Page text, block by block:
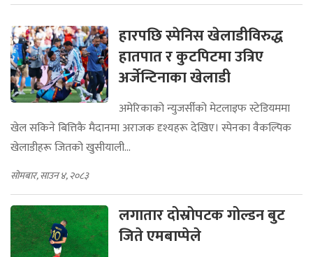
हारपछि स्पेनिस खेलाडीविरुद्ध
हातपात र कुटपिटमा उत्रिए
अर्जेन्टिनाका खेलाडी
अमेरिकाको न्युजर्सीको मेटलाइफ स्टेडियममा
खेल सकिने बित्तिकै मैदानमा अराजक दृश्यहरू देखिए। स्पेनका वैकल्पिक
खेलाडीहरू जितको खुसीयाली...
सोमबार, साउन ४, २०८३
लगातार दोस्रोपटक गोल्डन बुट
जिते एमबाप्पेले